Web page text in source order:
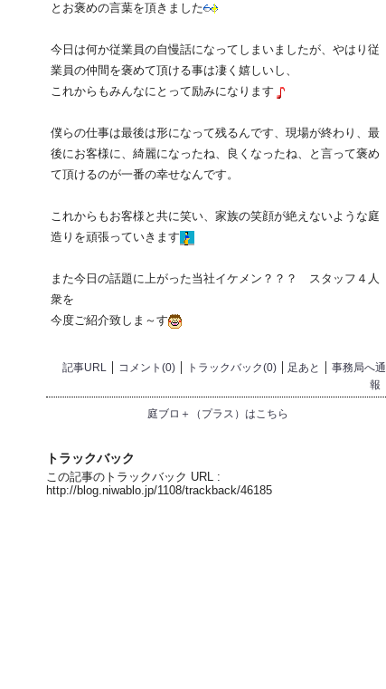
とお褒めの言葉を頂きました
今日は何か従業員の自慢話になってしまいましたが、やはり従
業員の仲間を褒めて頂ける事は凄く嬉しいし、
これからもみんなにとって励みになります
僕らの仕事は最後は形になって残るんです、現場が終わり、最
後にお客様に、綺麗になったね、良くなったね、と言って褒め
て頂けるのが一番の幸せなんです。
これからもお客様と共に笑い、家族の笑顔が絶えないような庭
造りを頑張っていきます
また今日の話題に上がった当社イケメン？？？ スタッフ４人
衆を
今度ご紹介致しま～す
記事URL コメント(0) トラックバック(0) 足あと
事務局へ通
報
庭ブロ＋（プラス）はこちら
トラックバック
この記事のトラックバック URL :
http://blog.niwablo.jp/1108/trackback/46185